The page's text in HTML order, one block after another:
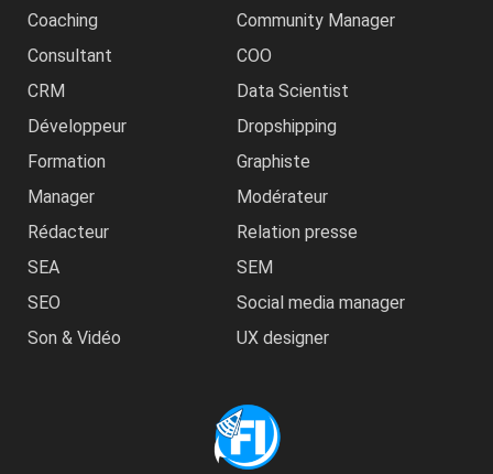
Coaching
Community Manager
Consultant
COO
CRM
Data Scientist
Développeur
Dropshipping
Formation
Graphiste
Manager
Modérateur
Rédacteur
Relation presse
SEA
SEM
SEO
Social media manager
Son & Vidéo
UX designer